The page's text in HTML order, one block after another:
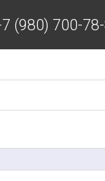
(980) 700-